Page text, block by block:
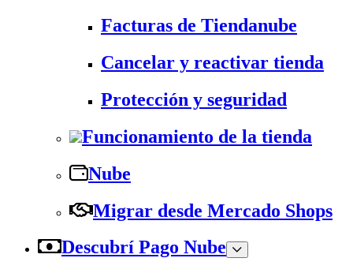
Facturas de Tiendanube
Cancelar y reactivar tienda
Protección y seguridad
Funcionamiento de la tienda
Nube
Migrar desde Mercado Shops
Descubrí Pago Nube